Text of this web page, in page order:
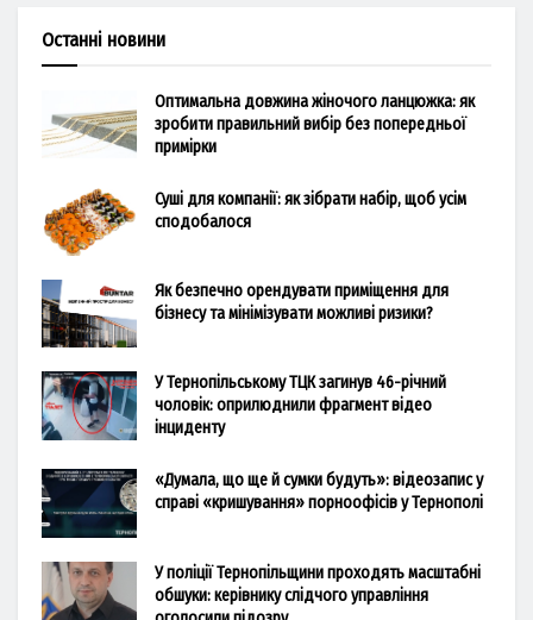
Останні новини
Оптимальна довжина жіночого ланцюжка: як
зробити правильний вибір без попередньої
примірки
Суші для компанії: як зібрати набір, щоб усім
сподобалося
Як безпечно орендувати приміщення для
бізнесу та мінімізувати можливі ризики?
У Тернопільському ТЦК загинув 46-річний
чоловік: оприлюднили фрагмент відео
інциденту
«Думала, що ще й сумки будуть»: відеозапис у
справі «кришування» порноофісів у Тернополі
У поліції Тернопільщини проходять масштабні
обшуки: керівнику слідчого управління